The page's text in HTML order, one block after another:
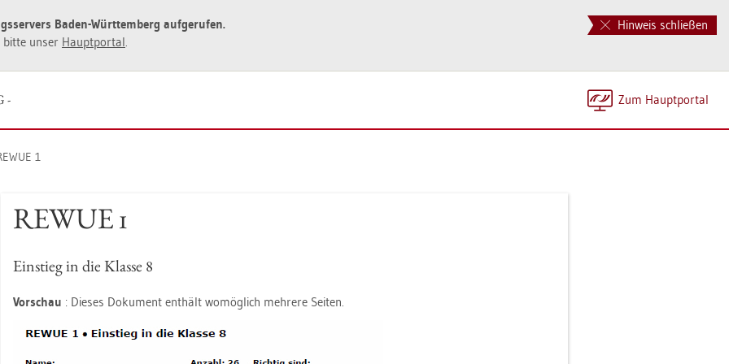
Hinweis schließen
Baden-Würt­tem­berg auf­ge­ru­fen.
bitte unser Haupt­por­tal.
Zum Haupt­por­tal
-
1
REWUE 1
Ein­stieg in die Klas­se 8
Vor­schau : Die­ses Do­ku­ment ent­hält wo­mög­lich meh­re­re Sei­ten.